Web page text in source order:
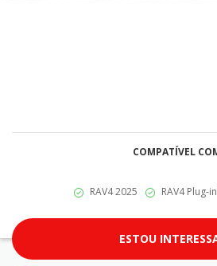
COMPATÍVEL
RAV4 2025 RAV4 Plug-
ESTOU